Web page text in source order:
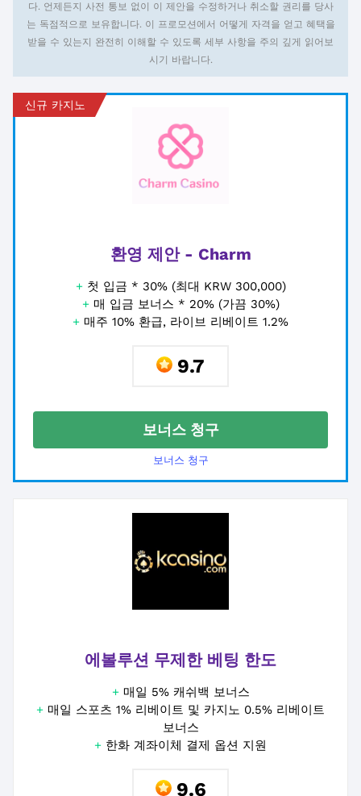
다. 언제든지 사전 통보 없이 이 제안을 수정하거나 취소할 권리를 당사
는 독점적으로 보유합니다. 이 프로모션에서 어떻게 자격을 얻고 혜택을
받을 수 있는지 완전히 이해할 수 있도록 세부 사항을 주의 깊게 읽어보
시기 바랍니다.
신규 카지노
환영 제안 - Charm
+ 첫 입금 * 30% (최대 KRW 300,000)
+ 매 입금 보너스 * 20% (가끔 30%)
+ 매주 10% 환급, 라이브 리베이트 1.2%
9.7
보너스 청구
보너스 청구
에볼루션 무제한 베팅 한도
+ 매일 5% 캐쉬백 보너스
+ 매일 스포츠 1% 리베이트 및 카지노 0.5% 리베이트
보너스
+ 한화 계좌이체 결제 옵션 지원
9.6